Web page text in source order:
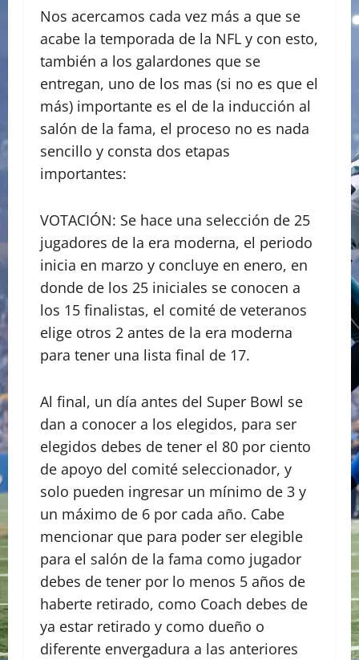
Nos acercamos cada vez más a que se
acabe la temporada de la NFL y con esto,
también a los galardones que se
entregan, uno de los mas (si no es que el
más) importante es el de la inducción al
salón de la fama, el proceso no es nada
sencillo y consta dos etapas
importantes:
VOTACIÓN: Se hace una selección de 25
jugadores de la era moderna, el periodo
inicia en marzo y concluye en enero, en
donde de los 25 iniciales se conocen a
los 15 finalistas, el comité de veteranos
elige otros 2 antes de la era moderna
para tener una lista final de 17.
Al final, un día antes del Super Bowl se
dan a conocer a los elegidos, para ser
elegidos debes de tener el 80 por ciento
de apoyo del comité seleccionador, y
solo pueden ingresar un mínimo de 3 y
un máximo de 6 por cada año. Cabe
mencionar que para poder ser elegible
para el salón de la fama como jugador
debes de tener por lo menos 5 años de
haberte retirado, como Coach debes de
ya estar retirado y como dueño o
diferente envergadura a las anteriores